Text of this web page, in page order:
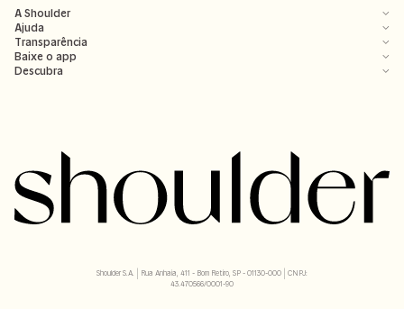
A Shoulder
Ajuda
Transparência
Baixe o app
Descubra
Shoulder S.A. | Rua Anhaia, 411 - Bom Retiro, SP - 01130-000 | CNPJ:
43.470566/0001-90